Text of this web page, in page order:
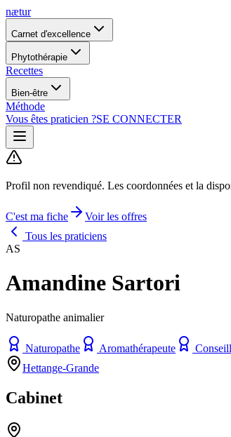
nætur
Carnet d'excellence
Phytothérapie
Recettes
Bien-être
Méthode
Vous êtes praticien ?SE CONNECTER
Profil non revendiqué. Les coordonnées et la
C'est ma fiche
Voir les offres
Tous les praticiens
AS
Amandine Sartori
Naturopathe animalier
Naturopathe Aromathérapeute
Hettange-Grande
Cabinet